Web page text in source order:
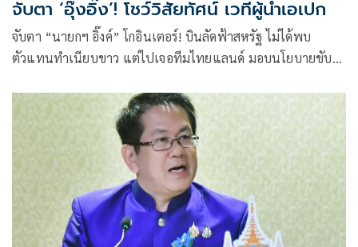
จับตา ‘อุ๊งอิ๊ง’! โชว์วิสัยทัศน์ เวทีผู้นำเอเปก
จับตา “นายกฯ อิ๊งค์” โกอินเตอร์! บินลัดฟ้าสหรัฐ ไม่ได้พบ
ตัวแทนทำเนียบขาว แต่ไปเจอทีมไทยแลนด์ มอบนโยบายขับ